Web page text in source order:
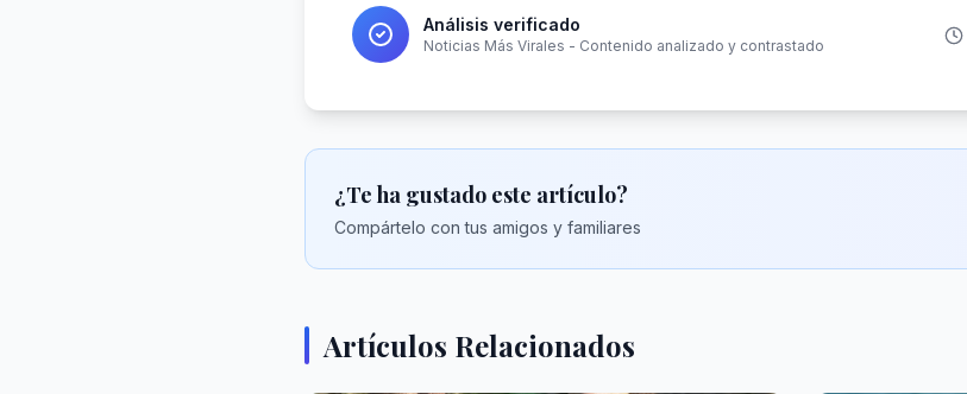
Análisis verificado
Noticias Más Virales - Contenido analizado y contrastado
¿Te ha gustado este artículo?
Compártelo con tus amigos y familiares
Artículos Relacionados